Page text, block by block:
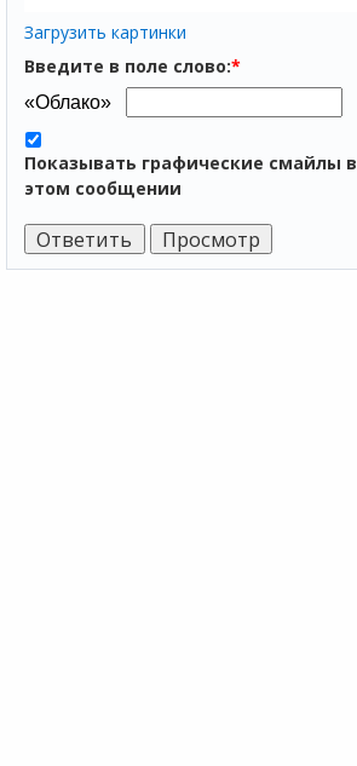
Загрузить картинки
Введите в поле слово:*
Показывать графические смайлы в
этом сообщении